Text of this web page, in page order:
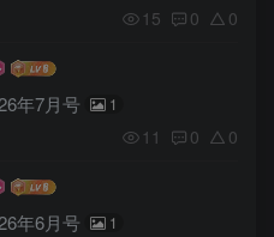
15 0 0
年7月号 1
11 0 0
年6月号 1